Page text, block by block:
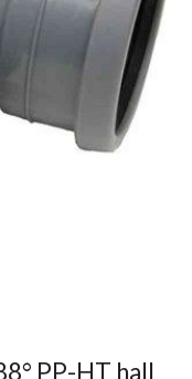
PP-HT hall